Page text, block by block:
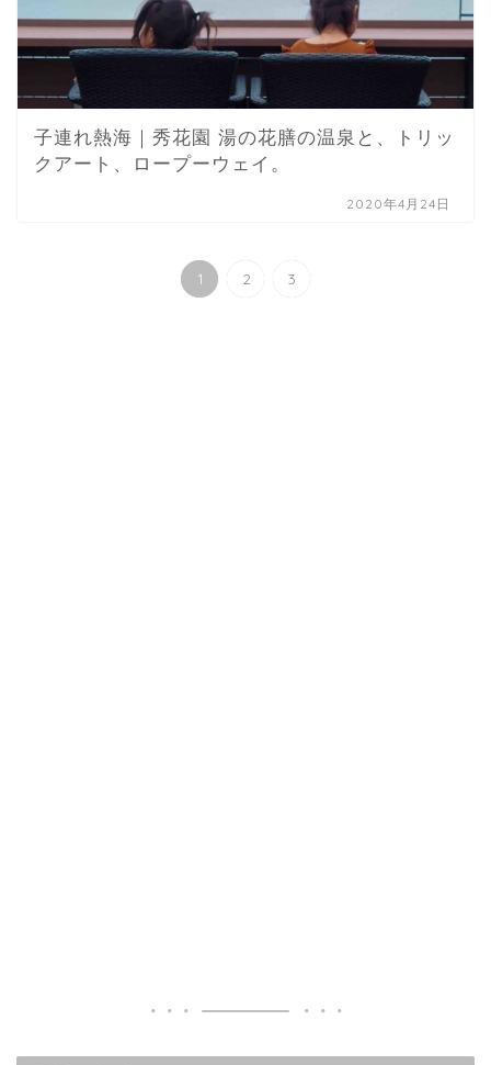
子連れ熱海｜秀花園 湯の花膳の温泉と、トリッ
クアート、ロープーウェイ。
2020年4月24日
1 2 3